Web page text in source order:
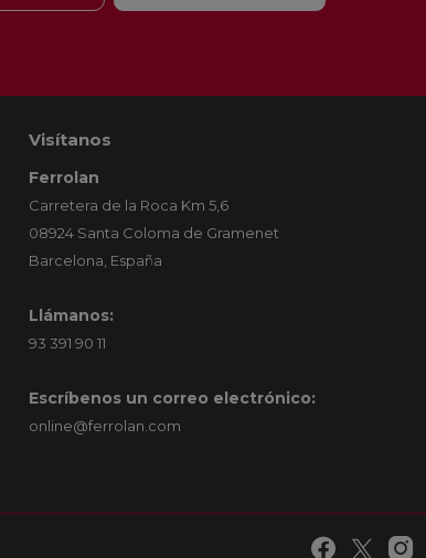
Visítanos
Ferrolan
Carretera de la Roca Km 5,6
08924 Santa Coloma de Gramenet
Barcelona, España
Llámanos:
93 391 90 11
Escríbenos un correo electrónico:
online@ferrolan.com